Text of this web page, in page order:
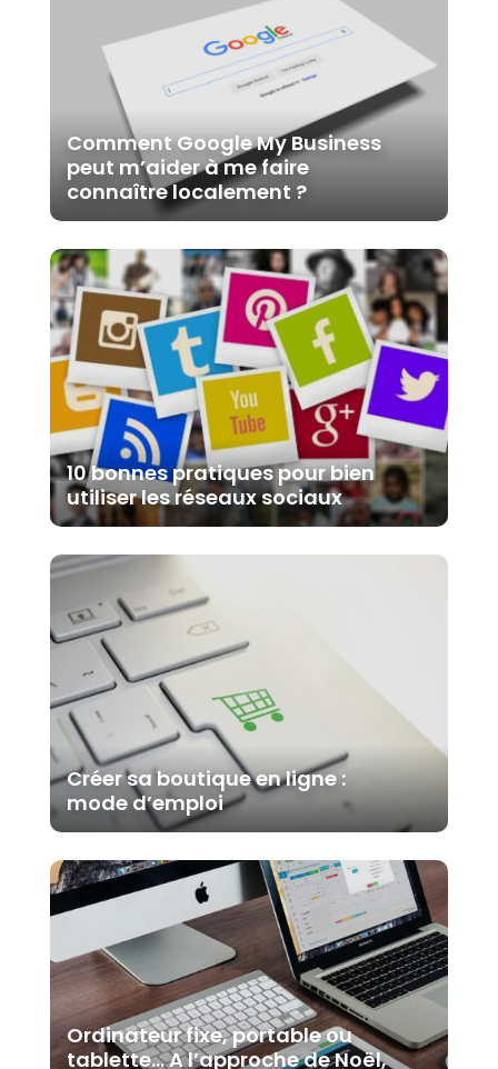
Comment Google My Business
peut m’aider à me faire
connaître localement ?
10 bonnes pratiques pour bien
utiliser les réseaux sociaux
Créer sa boutique en ligne :
mode d’emploi
Ordinateur fixe, portable ou
tablette… A l’approche de Noël,